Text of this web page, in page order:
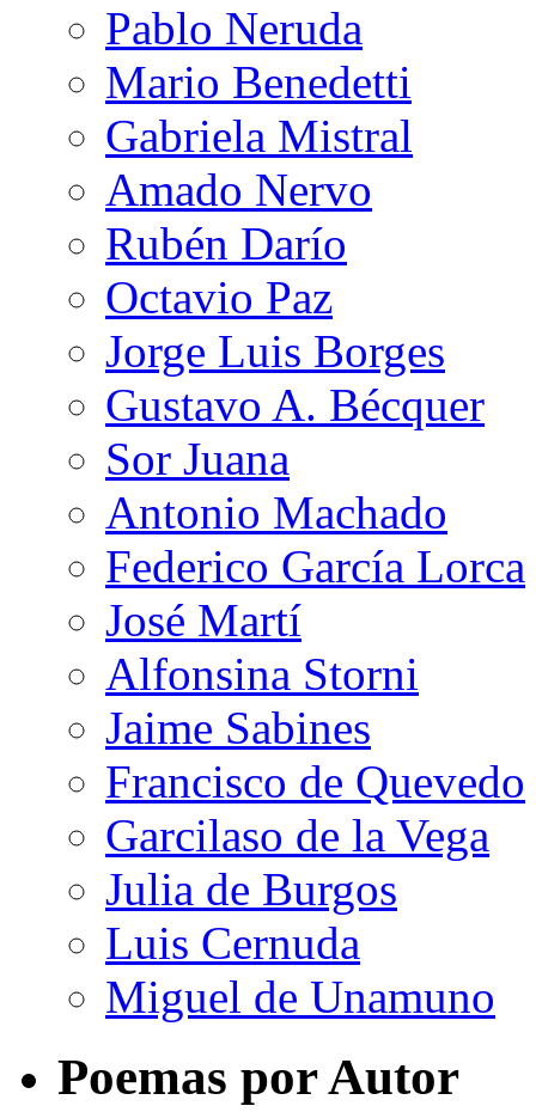
Pablo Neruda
Mario Benedetti
Gabriela Mistral
Amado Nervo
Rubén Darío
Octavio Paz
Jorge Luis Borges
Gustavo A. Bécquer
Sor Juana
Antonio Machado
Federico García Lorca
José Martí
Alfonsina Storni
Jaime Sabines
Francisco de Quevedo
Garcilaso de la Vega
Julia de Burgos
Luis Cernuda
Miguel de Unamuno
Poemas por Autor